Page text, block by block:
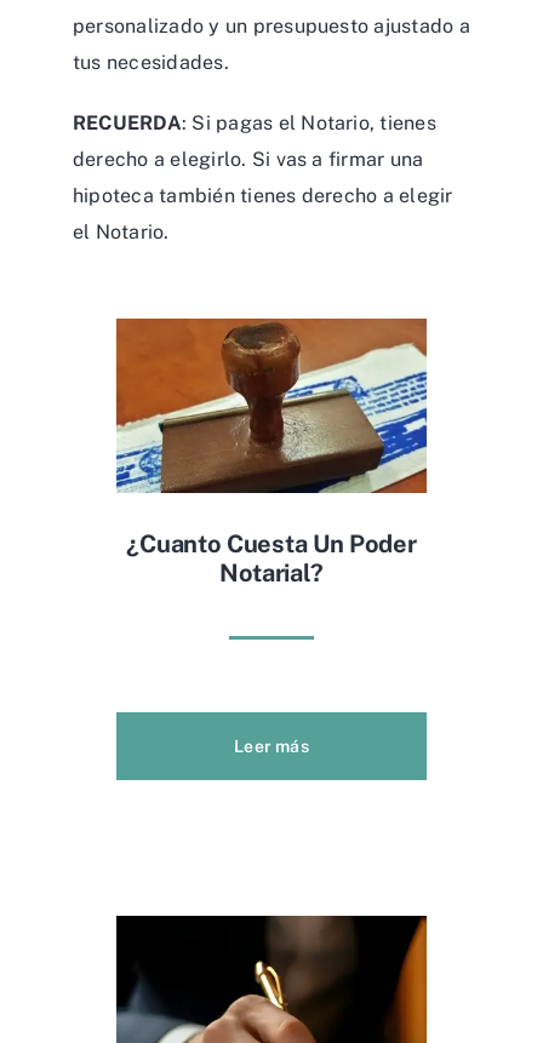
personalizado y un presupuesto ajustado a
tus necesidades.
RECUERDA: Si pagas el Notario, tienes
derecho a elegirlo. Si vas a firmar una
hipoteca también tienes derecho a elegir
el Notario.
¿Cuanto Cuesta Un Poder
Notarial?
Leer más